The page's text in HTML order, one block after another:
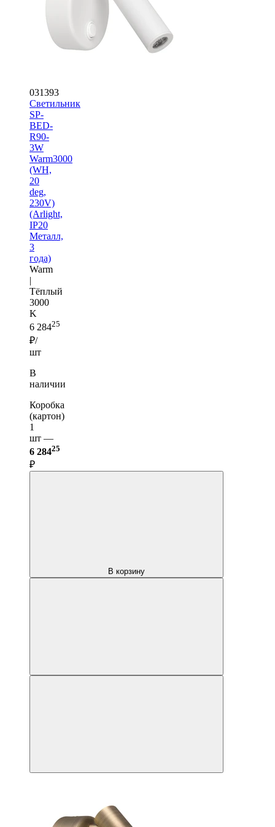
031393
Светильник
SP-
BED-
R90-
3W
Warm3000
(WH,
20
deg,
230V)
(Arlight,
IP20
Металл,
3
года)
Warm
|
Тёплый
3000
K
6 28425
₽/
шт
В
наличии
Коробка
(картон)
1
шт —
6 28425
₽
В корзину